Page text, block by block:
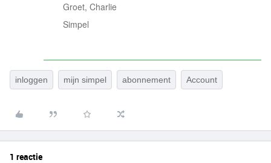
Groet, Charlie
Simpel
inloggen mijn simpel abonnement Account
1 reactie